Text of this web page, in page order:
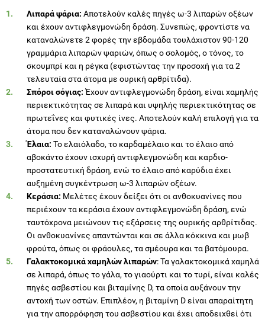
Λιπαρά ψάρια: Αποτελούν καλές πηγές ω-3 λιπαρών οξέων
και έχουν αντιφλεγμονώδη δράση. Συνεπώς, φροντίστε να
καταναλώνετε 2 φορές την εβδομάδα τουλάχιστον 90-120
γραμμάρια λιπαρών ψαριών, όπως ο σολομός, ο τόνος, το
σκουμπρί και η ρέγκα (εφιστώντας την προσοχή για τα 2
τελευταία στα άτομα με ουρική αρθρίτιδα).
Σπόροι σόγιας: Έχουν αντιφλεγμονώδη δράση, είναι χαμηλής
περιεκτικότητας σε λιπαρά και υψηλής περιεκτικότητας σε
πρωτεΐνες και φυτικές ίνες. Αποτελούν καλή επιλογή για τα
άτομα που δεν καταναλώνουν ψάρια.
Έλαια: Το ελαιόλαδο, το καρδαμέλαιο και το έλαιο από
αβοκάντο έχουν ισχυρή αντιφλεγμονώδη και καρδιο-
προστατευτική δράση, ενώ το έλαιο από καρύδια έχει
αυξημένη συγκέντρωση ω-3 λιπαρών οξέων.
Κεράσια: Μελέτες έχουν δείξει ότι οι ανθοκυανίνες που
περιέχουν τα κεράσια έχουν αντιφλεγμονώδη δράση, ενώ
ταυτόχρονα μειώνουν τις εξάρσεις της ουρικής αρθρίτιδας.
Οι ανθοκυανίνες απαντώνται και σε άλλα κόκκινα και μωβ
φρούτα, όπως οι φράουλες, τα σμέουρα και τα βατόμουρα.
Γαλακτοκομικά χαμηλών λιπαρών: Τα γαλακτοκομικά χαμηλά
σε λιπαρά, όπως το γάλα, το γιαούρτι και το τυρί, είναι καλές
πηγές ασβεστίου και βιταμίνης D, τα οποία αυξάνουν την
αντοχή των οστών. Επιπλέον, η βιταμίνη D είναι απαραίτητη
για την απορρόφηση του ασβεστίου και έχει αποδειχθεί ότι